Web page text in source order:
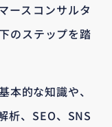
ースコンサルタ
のステップを踏
本的な知識や、
析、SEO、SNS